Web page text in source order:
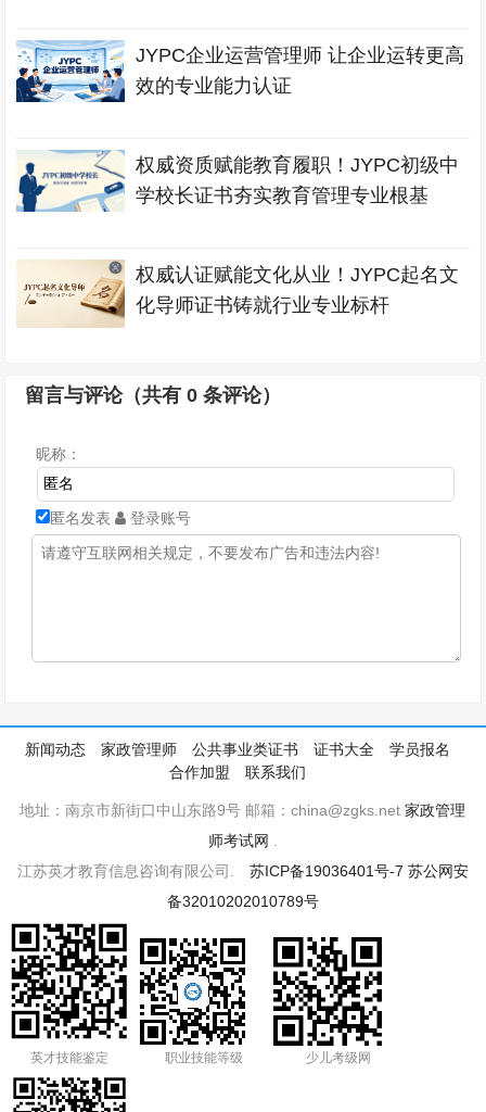
JYPC企业运营管理师 让企业运转更高
效的专业能力认证
权威资质赋能教育履职！JYPC初级中
学校长证书夯实教育管理专业根基
权威认证赋能文化从业！JYPC起名文
化导师证书铸就行业专业标杆
留言与评论（共有0 条评论）
昵称：
匿名发表 登录账号
新闻动态 家政管理师 公共事业类证书 证书大全
学员报名
合作加盟
联系我们
地址：南京市新街口中山东路9号 邮箱：china@zgks.net家政管理
师考试网
江苏英才教育信息咨询有限公司. 苏ICP备19036401号-7 苏公网安
备32010202010789号
英才技能鉴定 职业技能等级 少儿考级网